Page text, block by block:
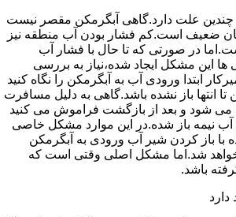
علت دارد.گاهی آبگرمکن مقصر نیست
ضعیف است.کم فشار بودن آب منطقه نیز
در صورتی که تا حال با فشار آب
ها این مشکل ایجاد شده،نیاز به بررسی
ابتدا ورودی آب به آبگرمکن را نگاه کنید
انتها باز نشده باشد.گاهی به دلیل مسافرت
می شود و بعد از بازگشت فراموش می کنید
آب نیمه باز شده.در این موارد مشکل خاصی
با باز کردن شیر آب ورودی به آبگرمکن
شد.اما مشکل اصلی وقتی است که
باشد.